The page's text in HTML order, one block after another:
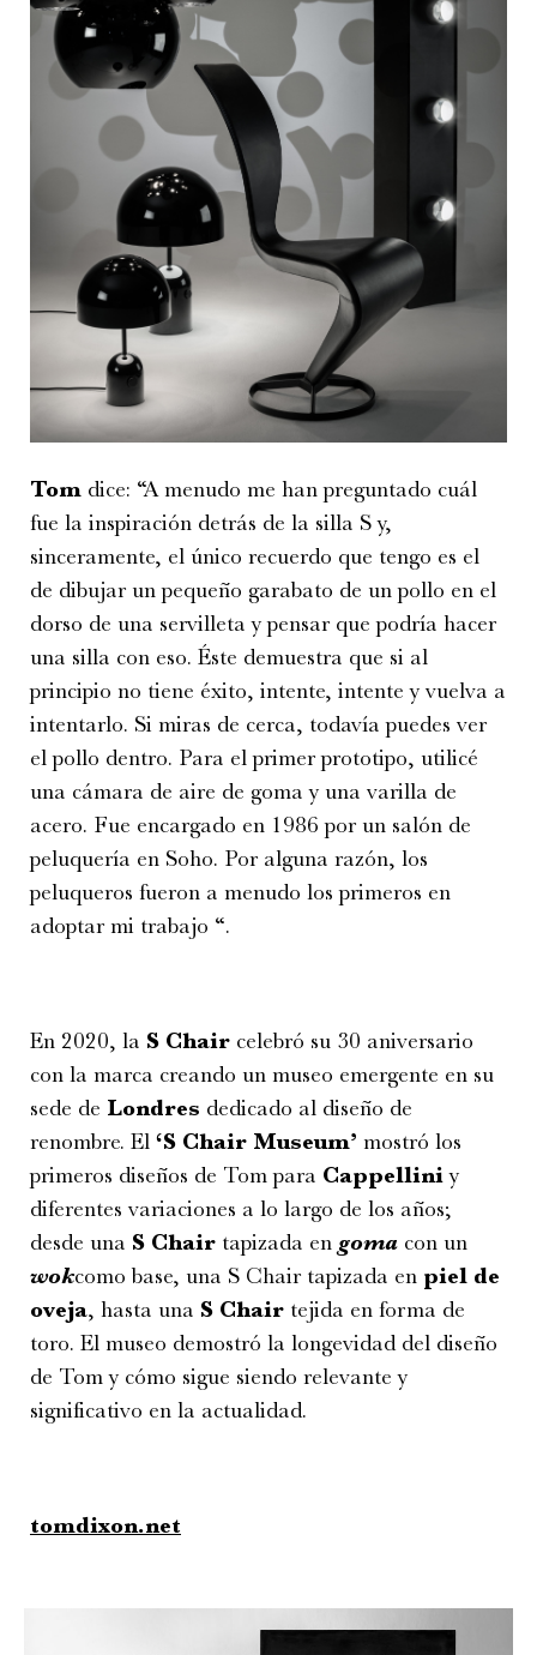
Tom dice: “A menudo me han preguntado cuál
fue la inspiración detrás de la silla S y,
sinceramente, el único recuerdo que tengo es el
de dibujar un pequeño garabato de un pollo en el
dorso de una servilleta y pensar que podría hacer
una silla con eso. Éste demuestra que si al
principio no tiene éxito, intente, intente y vuelva a
intentarlo. Si miras de cerca, todavía puedes ver
el pollo dentro. Para el primer prototipo, utilicé
una cámara de aire de goma y una varilla de
acero. Fue encargado en 1986 por un salón de
peluquería en Soho. Por alguna razón, los
peluqueros fueron a menudo los primeros en
adoptar mi trabajo “.
En 2020, la S Chair celebró su 30 aniversario
con la marca creando un museo emergente en su
sede de Londres dedicado al diseño de
renombre. El ‘S Chair Museum’ mostró los
primeros diseños de Tom para Cappelliniy
diferentes variaciones a lo largo de los años;
desde una S Chair tapizada en goma con un
wokcomo base, una S Chair tapizada en piel de
oveja, hasta una S Chair tejida en forma de
toro. El museo demostró la longevidad del diseño
de Tom y cómo sigue siendo relevante y
significativo en la actualidad.
tomdixon.net